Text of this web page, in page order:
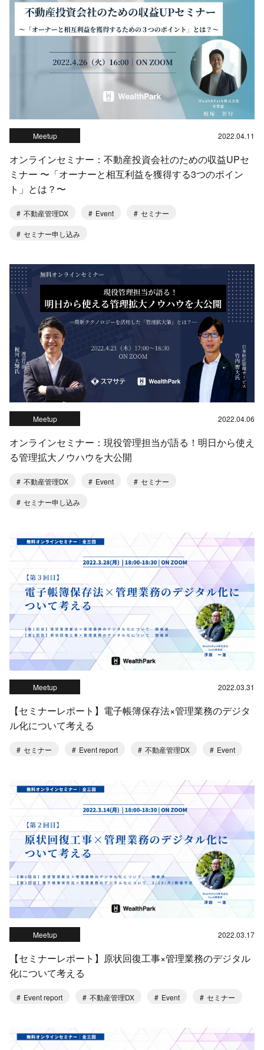
Meetup 2022.04.11
オンラインセミナー：不動産投資会社のための収益UPセ
ミナー 〜「オーナーと相互利益を獲得する3つのポイン
ト」とは？〜
不動産管理DX Event セミナー
セミナー申し込み
Meetup 2022.04.06
オンラインセミナー：現役管理担当が語る！明日から使え
る管理拡大ノウハウを大公開
不動産管理DX Event セミナー
セミナー申し込み
Meetup 2022.03.31
【セミナーレポート】電子帳簿保存法×管理業務のデジタ
ル化について考える
セミナー Event report 不動産管理DX Event
Meetup 2022.03.17
【セミナーレポート】原状回復工事×管理業務のデジタル
化について考える
Event report 不動産管理DX Event セミナー